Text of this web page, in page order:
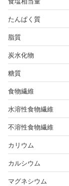
たんぱく質
脂質
炭水化物
糖質
食物繊維
水溶性食物繊維
不溶性食物繊維
カリウム
カルシウム
マグネシウム